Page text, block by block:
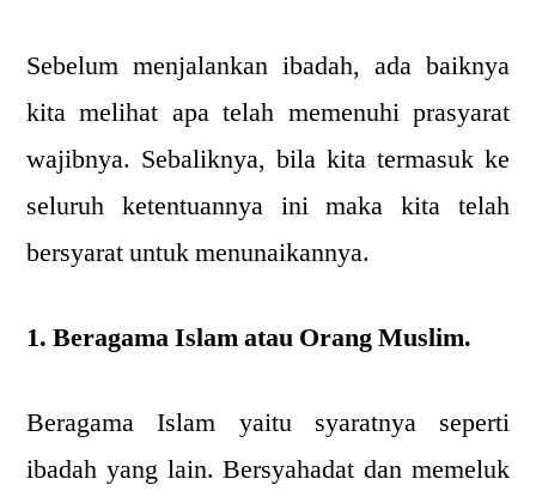
Sebelum menjalankan ibadah, ada baiknya
kita melihat apa telah memenuhi prasyarat
wajibnya. Sebaliknya, bila kita termasuk ke
seluruh ketentuannya ini maka kita telah
bersyarat untuk menunaikannya.
1. Beragama Islam atau Orang Muslim.
Beragama Islam yaitu syaratnya seperti
ibadah yang lain. Bersyahadat dan memeluk